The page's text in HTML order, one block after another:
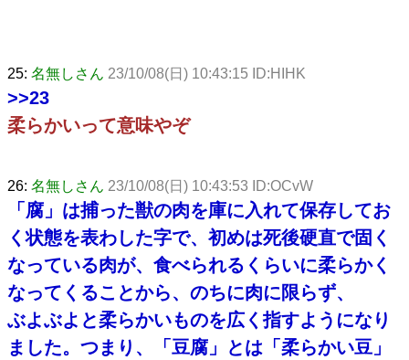
25: 名無しさん 23/10/08(日) 10:43:15 ID:HIHK
>>23
柔らかいって意味やぞ
26: 名無しさん 23/10/08(日) 10:43:53 ID:OCvW
「腐」は捕った獣の肉を庫に入れて保存してお
く状態を表わした字で、初めは死後硬直で固く
なっている肉が、食べられるくらいに柔らかく
なってくることから、のちに肉に限らず、
ぶよぶよと柔らかいものを広く指すようになり
ました。つまり、「豆腐」とは「柔らかい豆」